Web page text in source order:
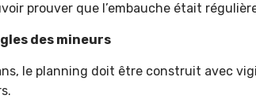
prouver que l’embauche était
des mineurs
le planning doit être construit avec